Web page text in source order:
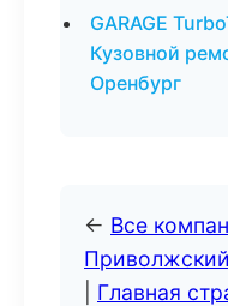
GARAGE
Кузовной
Оренбург
← Все
Главная